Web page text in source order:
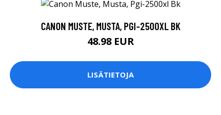
CANON MUSTE, MUSTA, PGI-2500XL BK
48.98 EUR
LISÄTIETOJA